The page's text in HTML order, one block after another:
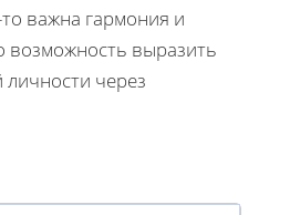
важна гармония и
возможность выразить
личности через